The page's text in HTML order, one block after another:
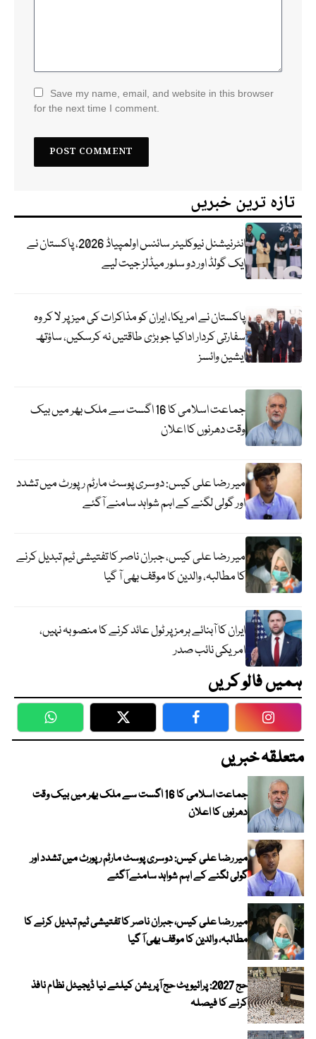
Save my name, email, and website in this browser
for the next time I comment.
تازہ ترین خبریں
انٹرنیشنل نیوکلیئر سائنس اولمپیاڈ 2026، پاکستان نے
ایک گولڈ اور دو سلور میڈلز جیت لیے
پاکستان نے امریکا، ایران کو مذاکرات کی میز پر لا کر وہ
سفارتی کردار اداکیا جو بڑی طاقتیں نہ کرسکیں، ساؤتھ
ایشین وائسز
جماعت اسلامی کا 16 اگست سے ملک بھر میں بیک
وقت دھرنوں کا اعلان
میر رضا علی کیس: دوسری پوسٹ مارٹم رپورٹ میں تشدد
اور گولی لگنے کے اہم شواہد سامنے آگئے
میر رضا علی کیس، جبران ناصر کا تفتیشی ٹیم تبدیل کرنے
کا مطالبہ، والدین کا موقف بھی آ گیا
ایران کا آبنائے ہرمز پر ٹول عائد کرنے کا منصوبہ نہیں،
امریکی نائب صدر
ہمیں فالو کریں
WhatsApp Twitter Facebook
متعلقہ خبریں
جماعت اسلامی کا 16 اگست سے ملک بھر میں بیک وقت
دھرنوں کا اعلان
میر رضا علی کیس: دوسری پوسٹ مارٹم رپورٹ میں تشدد اور
گولی لگنے کے اہم شواہد سامنے آگئے
میر رضا علی کیس، جبران ناصر کا تفتیشی ٹیم تبدیل کرنے کا
مطالبہ، والدین کا موقف بھی آ گیا
حج 2027: پرائیویٹ حج آپریشن کیلئے نیا ڈیجیٹل نظام نافذ
کرنے کا فیصلہ